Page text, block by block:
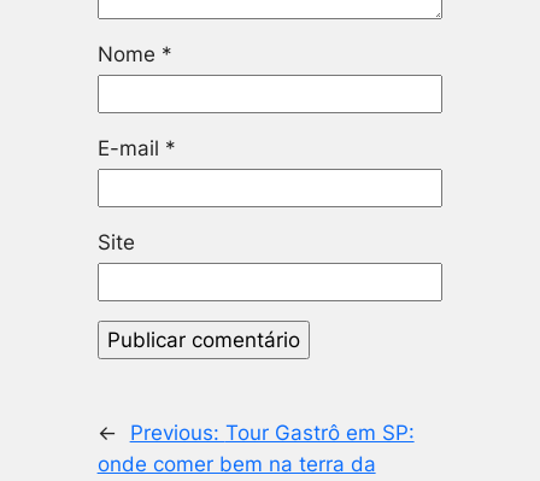
Nome *
E-mail *
Site
← Previous: Tour Gastrô em SP:
onde comer bem na terra da